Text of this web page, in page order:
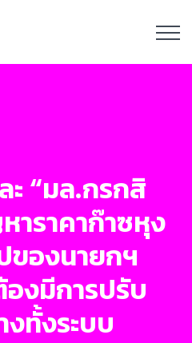
ะ “มล.กรกสิ
ราคาก๊าซหุง
ของนายกฯ
งมีการปรับ
งทั้งระบบ